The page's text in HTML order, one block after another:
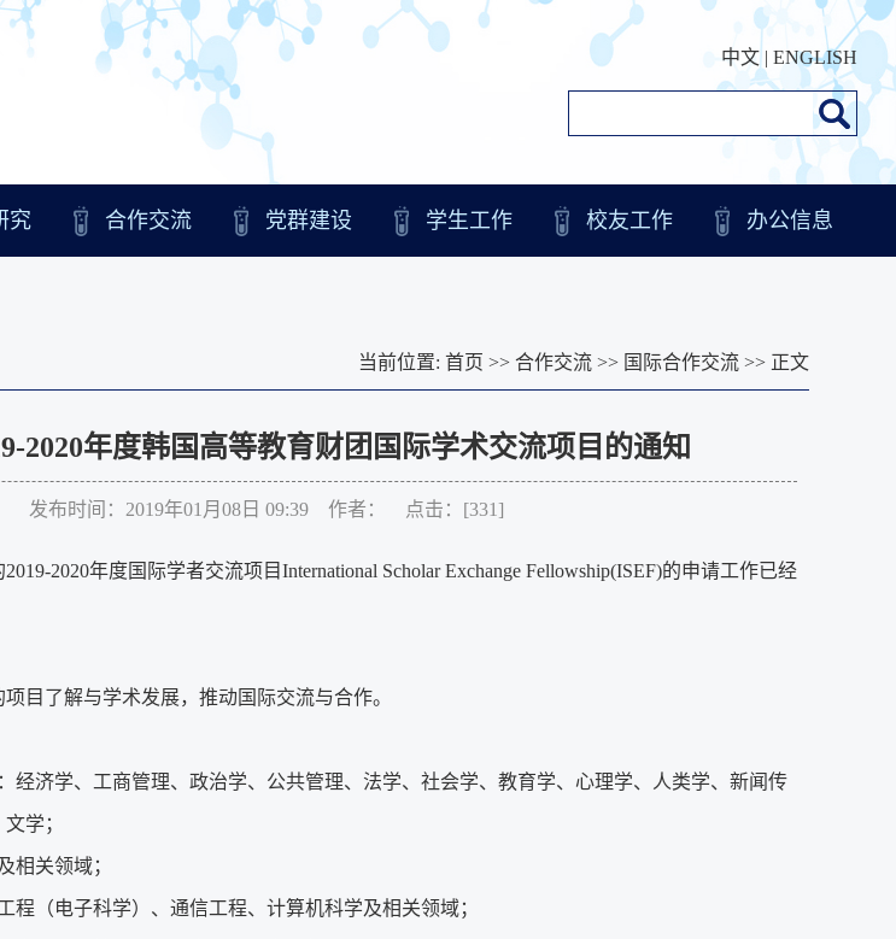
中文 | ENGLISH
究 合作交流 党群建设 学生工作 校友工作 办公信息
当前位置: 首页 >> 合作交流 >> 国际合作交流 >> 正文
2020年度韩国高等教育财团国际学术交流项目的通知
发布时间：2019年01月08日 09:39 作者： 点击：[331]
2020年度国际学者交流项目International Scholar Exchange Fellowship(ISEF)的申请工作已经
目了解与学术发展，推动国际交流与合作。
经济学、工商管理、政治学、公共管理、法学、社会学、教育学、心理学、人类学、新闻传
学；
相关领域；
程（电子科学）、通信工程、计算机科学及相关领域；